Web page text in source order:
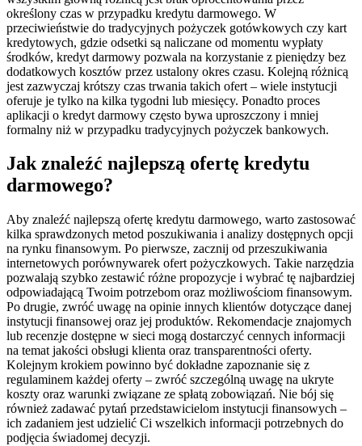
określony czas w przypadku kredytu darmowego. W
przeciwieństwie do tradycyjnych pożyczek gotówkowych czy kart
kredytowych, gdzie odsetki są naliczane od momentu wypłaty
środków, kredyt darmowy pozwala na korzystanie z pieniędzy bez
dodatkowych kosztów przez ustalony okres czasu. Kolejną różnicą
jest zazwyczaj krótszy czas trwania takich ofert – wiele instytucji
oferuje je tylko na kilka tygodni lub miesięcy. Ponadto proces
aplikacji o kredyt darmowy często bywa uproszczony i mniej
formalny niż w przypadku tradycyjnych pożyczek bankowych.
Jak znaleźć najlepszą ofertę kredytu
darmowego?
Aby znaleźć najlepszą ofertę kredytu darmowego, warto zastosować
kilka sprawdzonych metod poszukiwania i analizy dostępnych opcji
na rynku finansowym. Po pierwsze, zacznij od przeszukiwania
internetowych porównywarek ofert pożyczkowych. Takie narzędzia
pozwalają szybko zestawić różne propozycje i wybrać tę najbardziej
odpowiadającą Twoim potrzebom oraz możliwościom finansowym.
Po drugie, zwróć uwagę na opinie innych klientów dotyczące danej
instytucji finansowej oraz jej produktów. Rekomendacje znajomych
lub recenzje dostępne w sieci mogą dostarczyć cennych informacji
na temat jakości obsługi klienta oraz transparentności oferty.
Kolejnym krokiem powinno być dokładne zapoznanie się z
regulaminem każdej oferty – zwróć szczególną uwagę na ukryte
koszty oraz warunki związane ze spłatą zobowiązań. Nie bój się
również zadawać pytań przedstawicielom instytucji finansowych –
ich zadaniem jest udzielić Ci wszelkich informacji potrzebnych do
podjęcia świadomej decyzji.